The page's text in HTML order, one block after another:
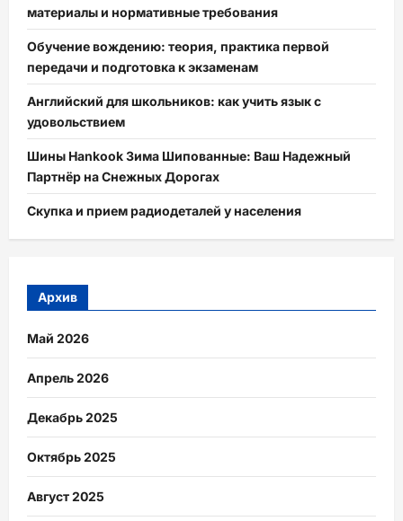
материалы и нормативные требования
Обучение вождению: теория, практика первой
передачи и подготовка к экзаменам
Английский для школьников: как учить язык с
удовольствием
Шины Hankook Зима Шипованные: Ваш Надежный
Партнёр на Снежных Дорогах
Скупка и прием радиодеталей у населения
Архив
Май 2026
Апрель 2026
Декабрь 2025
Октябрь 2025
Август 2025